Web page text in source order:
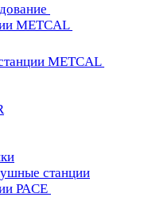
METCAL
METCAL
станции
PACE